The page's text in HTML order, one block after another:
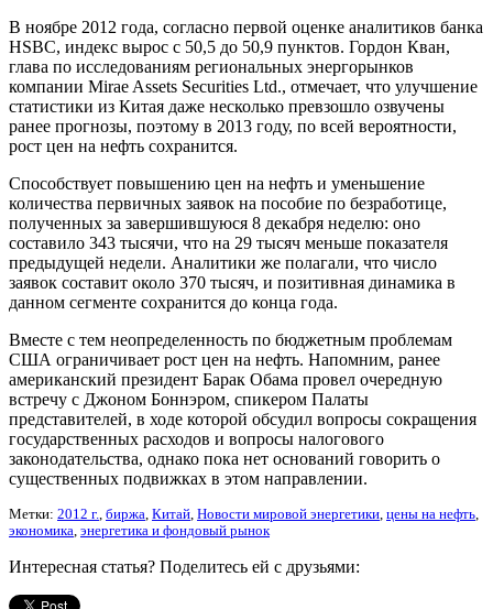
В ноябре 2012 года, согласно первой оценке аналитиков банка
HSBC, индекс вырос с 50,5 до 50,9 пунктов. Гордон Кван,
глава по исследованиям региональных энергорынков
компании Mirae Assets Securities Ltd., отмечает, что улучшение
статистики из Китая даже несколько превзошло озвучены
ранее прогнозы, поэтому в 2013 году, по всей вероятности,
рост цен на нефть сохранится.
Способствует повышению цен на нефть и уменьшение
количества первичных заявок на пособие по безработице,
полученных за завершившуюся 8 декабря неделю: оно
составило 343 тысячи, что на 29 тысяч меньше показателя
предыдущей недели. Аналитики же полагали, что число
заявок составит около 370 тысяч, и позитивная динамика в
данном сегменте сохранится до конца года.
Вместе с тем неопределенность по бюджетным проблемам
США ограничивает рост цен на нефть. Напомним, ранее
американский президент Барак Обама провел очередную
встречу с Джоном Боннэром, спикером Палаты
представителей, в ходе которой обсудил вопросы сокращения
государственных расходов и вопросы налогового
законодательства, однако пока нет оснований говорить о
существенных подвижках в этом направлении.
Метки: 2012 г., биржа, Китай, Новости мировой энергетики, цены на нефть,
экономика, энергетика и фондовый рынок
Интересная статья? Поделитесь ей с друзьями: